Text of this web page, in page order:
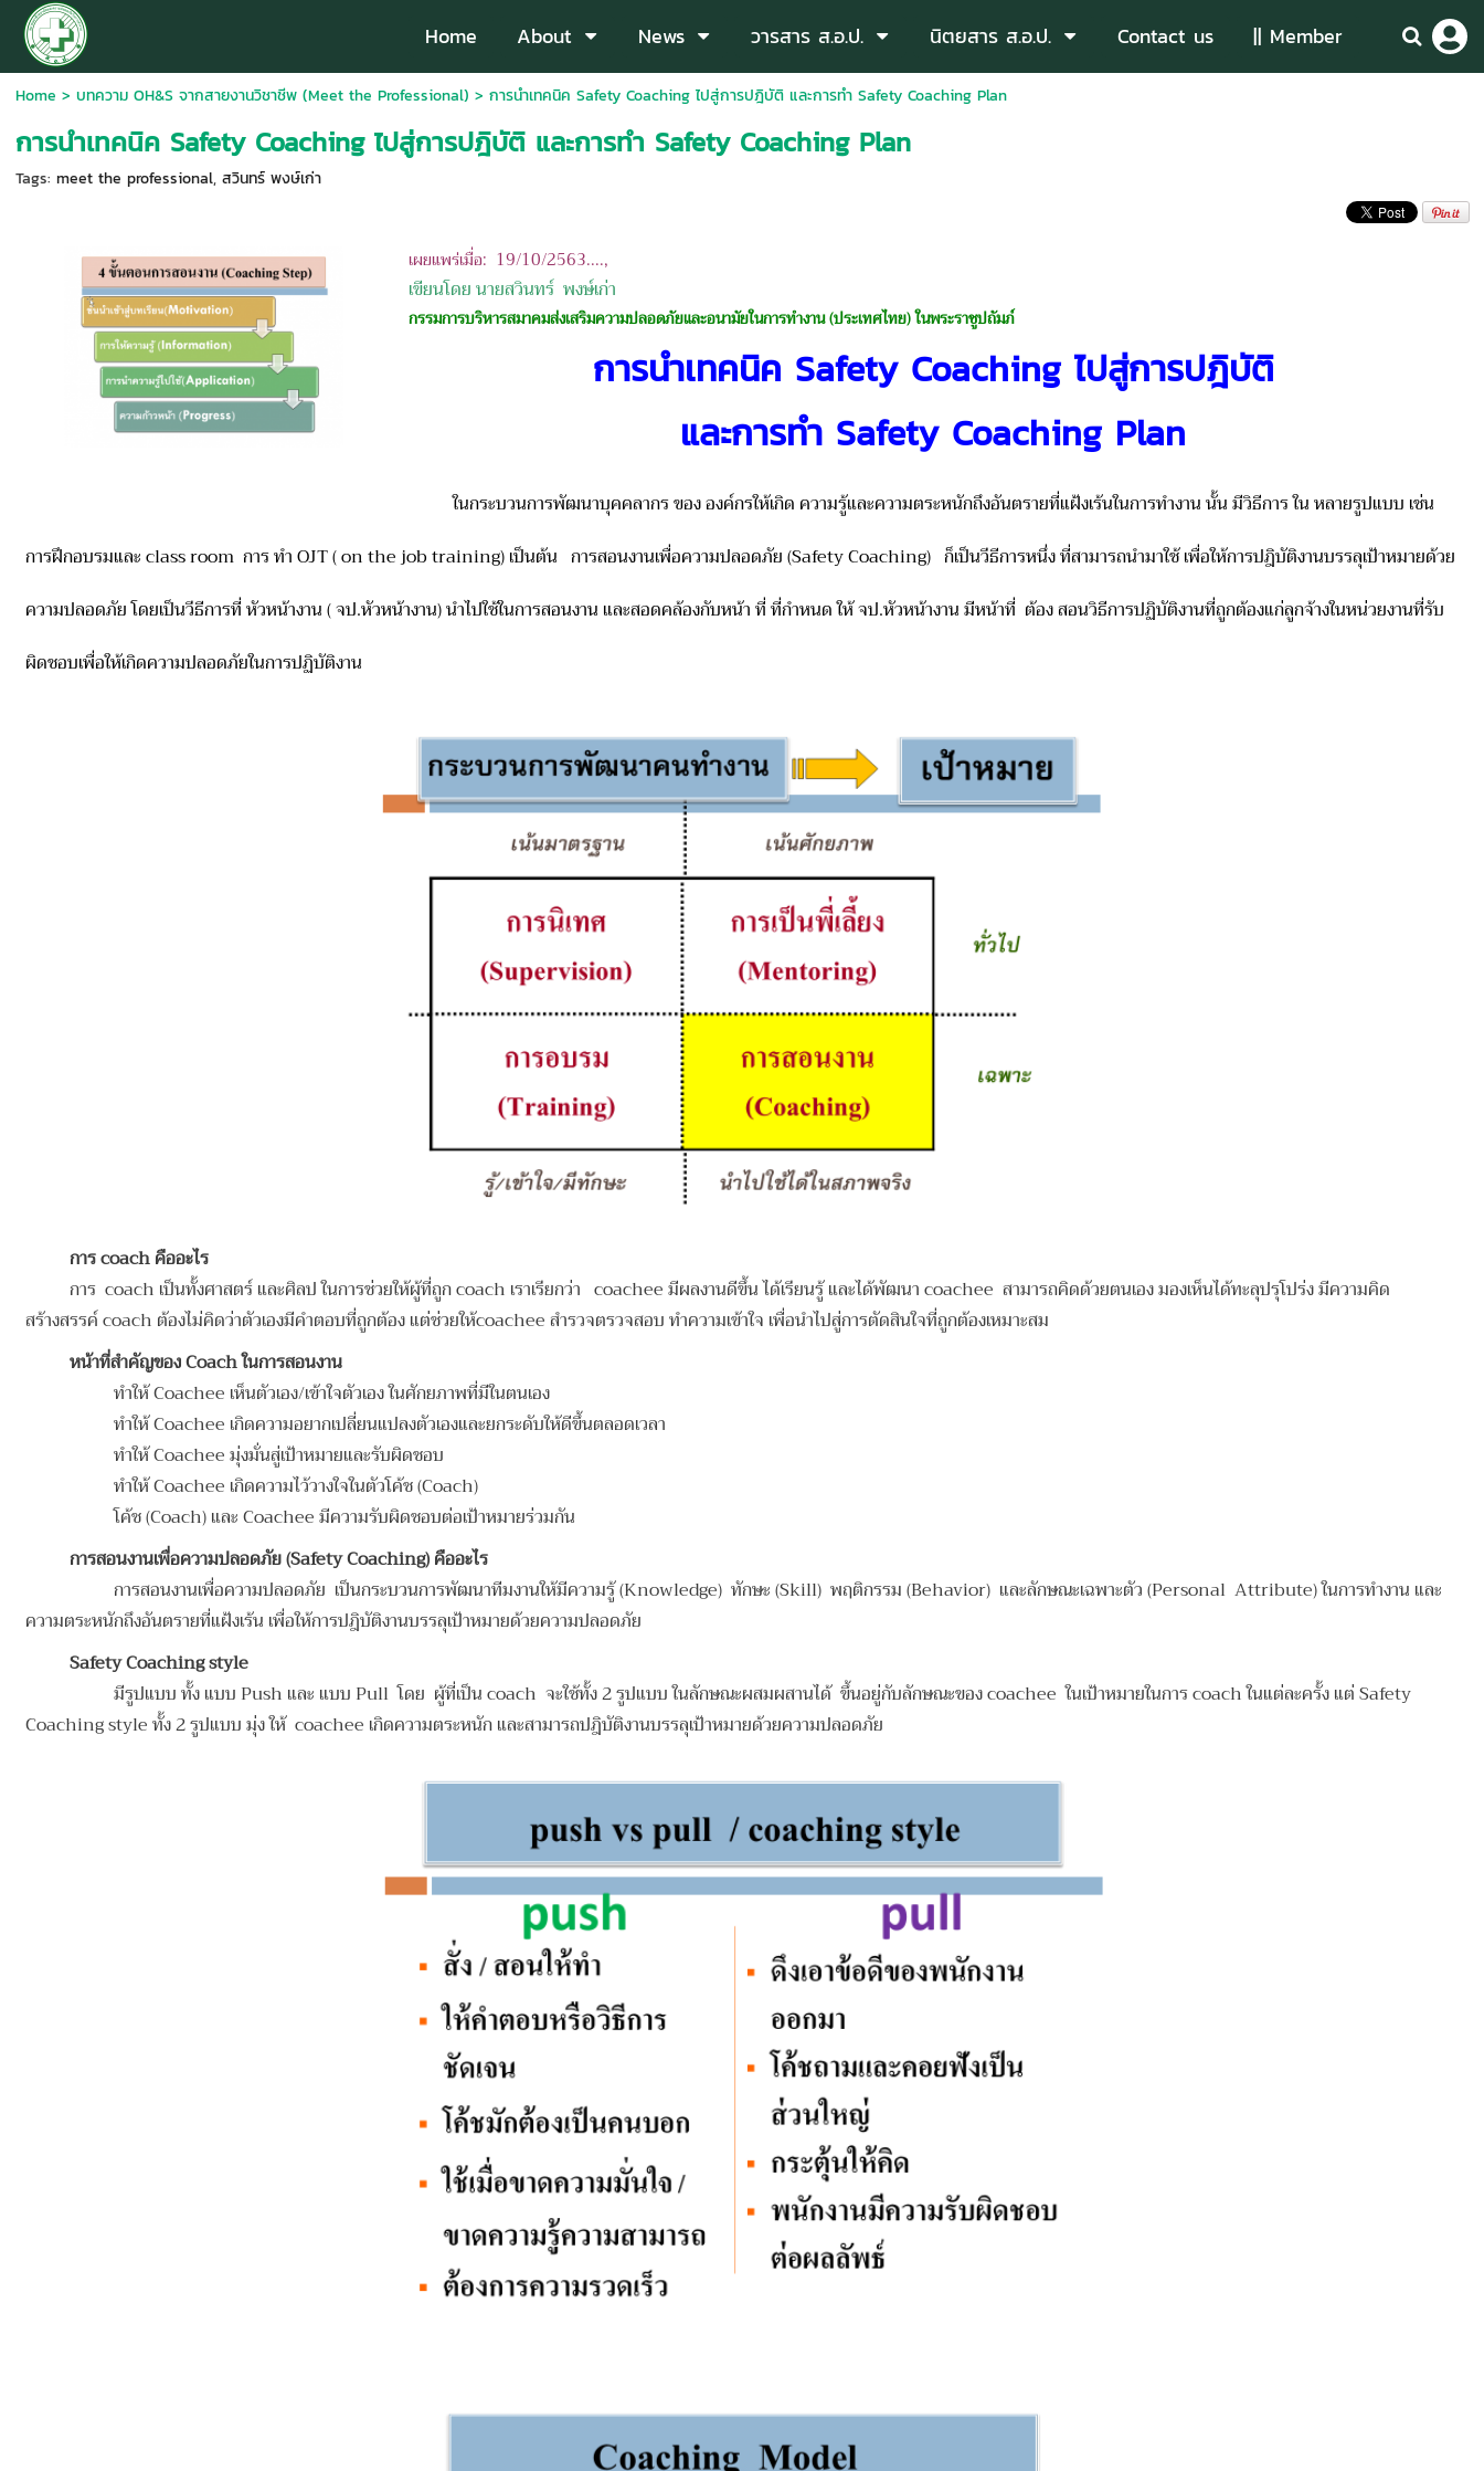
Home About News วารสาร ส.อ.ป. นิตยสาร ส.อ.ป. Contact us || Member
Home > บทความ OH&S จากสายงานวิชาชีพ (Meet the Professional) > การนำเทคนิค Safety Coaching ไปสู่การปฎิบัติ และการทำ Safety Coaching Plan
การนำเทคนิค Safety Coaching ไปสู่การปฎิบัติ และการทำ Safety Coaching Plan
Tags: meet the professional, สวินทร์ พงษ์เก่า
เผยแพร่เมื่อ: 19/10/2563....,
เขียนโดย นายสวินทร์ พงษ์เก่า
กรรมการบริหารสมาคมส่งเสริมความปลอดภัยและอนามัยในการทำงาน (ประเทศไทย) ในพระราชูปถัมภ์
การนำเทคนิค Safety Coaching ไปสู่การปฎิบัติ
และการทำ Safety Coaching Plan
ในกระบวนการพัฒนาบุคคลากร ของ องค์กรให้เกิด ความรู้และความตระหนักถึงอันตรายที่แฝ้งเร้นในการทำงาน นั้น มีวิธีการ ใน หลายรูปแบบ เช่น
การฝึกอบรมและ class room การ ทำ OJT ( on the job training) เป็นต้น การสอนงานเพื่อความปลอดภัย (Safety Coaching) ก็เป็นวีธีการหนึ่ง ที่สามารถนำมาใช้ เพื่อให้การปฎิบัติงานบรรลุเป้าหมายด้วย
ความปลอดภัย โดยเป็นวีธีการที่ หัวหน้างาน ( จป.หัวหน้างาน) นำไปใช้ในการสอนงาน และสอดคล้องกับหน้า ที่ ที่กำหนด ให้ จป.หัวหน้างาน มีหน้าที่ ต้อง สอนวิธีการปฏิบัติงานที่ถูกต้องแก่ลูกจ้างในหน่วยงานที่รับ
ผิดชอบเพื่อให้เกิดความปลอดภัยในการปฏิบัติงาน
การ coach คืออะไร
การ coach เป็นทั้งศาสตร์ และศิลป ในการช่วยให้ผู้ที่ถูก coach เราเรียกว่า coachee มีผลงานดีขึ้น ได้เรียนรู้ และได้พัฒนา coachee สามารถคิดด้วยตนเอง มองเห็นได้ทะลุปรุโปร่ง มีความคิด
สร้างสรรค์coach ต้องไม่คิดว่าตัวเองมีคำตอบที่ถูกต้อง แต่ช่วยให้coachee สำรวจตรวจสอบ ทำความเข้าใจ เพื่อนำไปสู่การตัดสินใจที่ถูกต้องเหมาะสม
หน้าที่สำคัญของ Coach ในการสอนงาน
ทำให้ Coachee เห็นตัวเอง/เข้าใจตัวเอง ในศักยภาพที่มีในตนเอง
ทำให้ Coachee เกิดความอยากเปลี่ยนแปลงตัวเองและยกระดับให้ดีขึ้นตลอดเวลา
ทำให้ Coachee มุ่งมั่นสู่เป้าหมายและรับผิดชอบ
ทำให้ Coachee เกิดความไว้วางใจในตัวโค้ช (Coach)
โค้ช (Coach) และ Coachee มีความรับผิดชอบต่อเป้าหมายร่วมกัน
การสอนงานเพื่อความปลอดภัย (Safety Coaching) คืออะไร
การสอนงานเพื่อความปลอดภัย เป็นกระบวนการพัฒนาทีมงานให้มีความรู้ (Knowledge) ทักษะ (Skill) พฤติกรรม (Behavior) และลักษณะเฉพาะตัว (Personal Attribute) ในการทำงาน และ
ความตระหนักถึงอันตรายที่แฝ้งเร้น เพื่อให้การปฎิบัติงานบรรลุเป้าหมายด้วยความปลอดภัย
SafetyCoaching style
มีรูปแบบ ทั้ง แบบ Push และ แบบ Pull โดย ผู้ที่เป็น coach จะใช้ทั้ง 2 รูปแบบ ในลักษณะผสมผสานได้ ขึ้นอยู่กับลักษณะของ coachee ในเป้าหมายในการ coach ในแต่ละครั้ง แต่Safety
Coaching style ทั้ง 2 รูปแบบ มุ่ง ให้ coachee เกิดความตระหนัก และสามารถปฎิบัติงานบรรลุเป้าหมายด้วยความปลอดภัย